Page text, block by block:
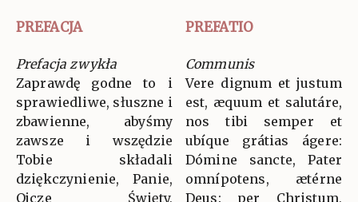
PREFACJA PREFATIO
Prefacja zwykła
Zaprawdę godne to i
sprawiedliwe, słuszne i
zbawienne, abyśmy
zawsze i wszędzie
Tobie składali
dziękczynienie, Panie,
Ojcze Święty,
Communis
Vere dignum et justum
est, æquum et salutáre,
nos tibi semper et
ubíque grátias ágere:
Dómine sancte, Pater
omnípotens, ætérne
Deus: per Christum,